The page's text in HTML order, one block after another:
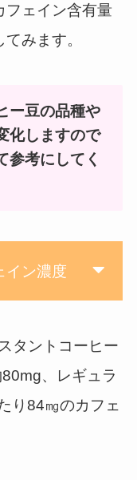
フェイン含有量
みます。
ー豆の品種や
化しますので
参考にしてく
ン濃度
タントコーヒー
、レギュラ
り84㎎のカフェ